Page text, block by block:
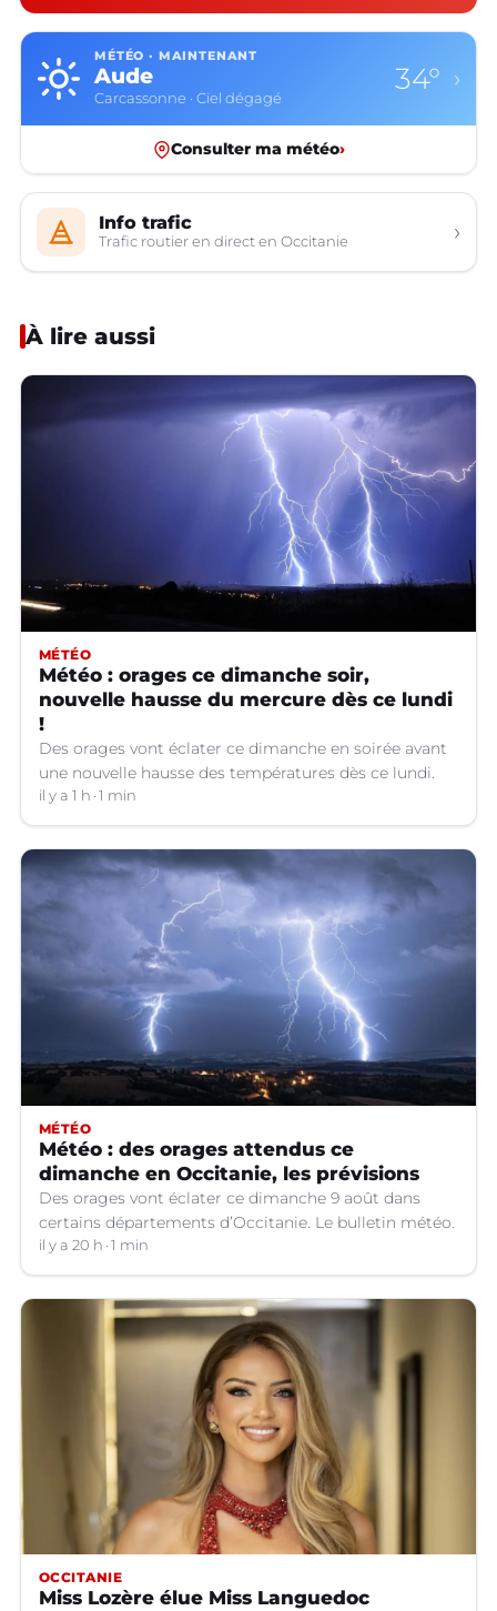
MÉTÉO · MAINTENANT
Aude
Carcassonne · Ciel dégagé
34° ›
Consulter ma météo›
Info trafic
Trafic routier en direct en Occitanie ›
À lire aussi
MÉTÉO
Météo : orages ce dimanche soir,
nouvelle hausse du mercure dès ce lundi
!
Des orages vont éclater ce dimanche en soirée avant
une nouvelle hausse des températures dès ce lundi.
il y a 1 h 1 min
MÉTÉO
Météo : des orages attendus ce
dimanche en Occitanie, les prévisions
Des orages vont éclater ce dimanche 9 août dans
certains départements d’Occitanie. Le bulletin météo.
il y a 20 h 1 min
OCCITANIE
Miss Lozère élue Miss Languedoc